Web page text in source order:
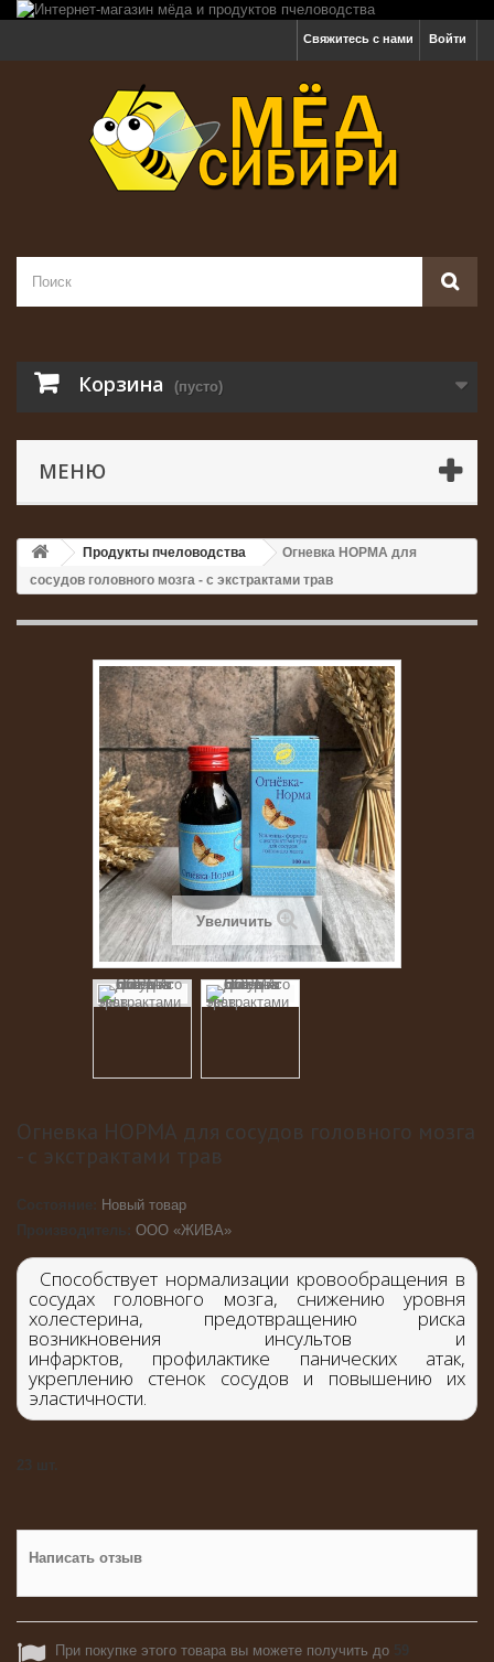
Войти
Свяжитесь с нами
Корзина (пусто)
МЕНЮ
Продукты пчеловодства
Огневка НОРМА для
сосудов головного мозга - с экстрактами трав
Увеличить
Огневка НОРМА для сосудов головного мозга
- с экстрактами трав
Состояние:
Новый товар
ООО «ЖИВА»
Способствует нормализации кровообращения в
сосудах головного мозга, снижению уровня
холестерина, предотвращению риска
возникновения инсультов и
инфарктов, профилактике панических атак,
укреплению стенок сосудов и повышению их
эластичности.
Написать отзыв
При покупке этого товара вы можете получить до 59